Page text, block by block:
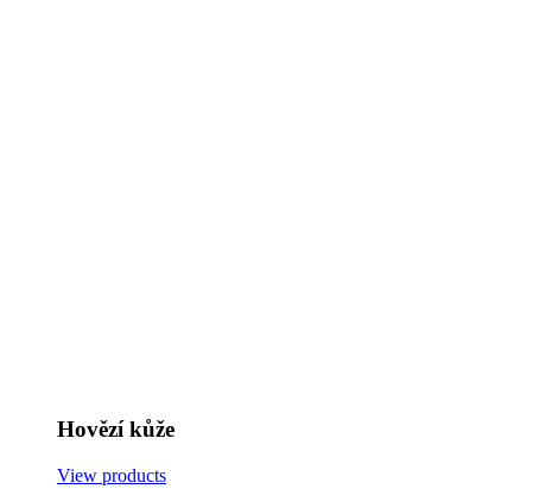
Hovězí kůže
View products